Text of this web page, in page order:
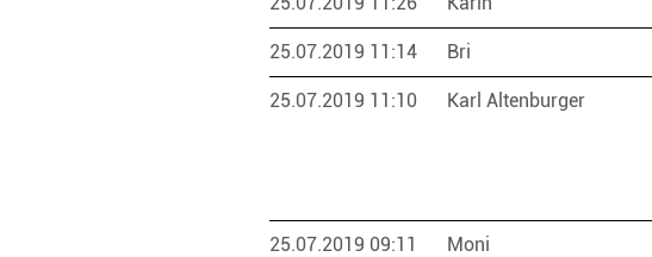
25.07.2019 11:14 Bri
25.07.2019 11:10 Karl Altenburger
25.07.2019 09:11 Moni